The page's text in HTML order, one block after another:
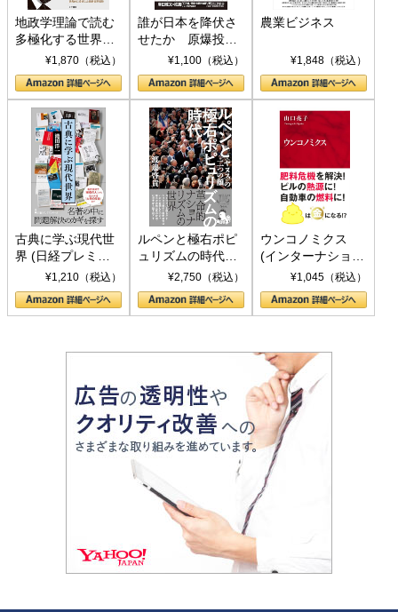
地政学理論で読む
多極化する世界：
トランプとBRICS
の挑戦
¥1,870（税込）
誰が日本を降伏さ
せたか 原爆投
下、ソ連参戦、そ
して聖断 (PHP新
書)
¥1,100（税込）
農業ビジネス
¥1,848（税込）
古典に学ぶ現代世
界 (日経プレミア
シリーズ)¥1,210（税込）
ルペンと極右ポピ
ュリズムの時代：
〈ヤヌス〉の二つ
の顔
¥2,750（税込）
ウンコノミクス
(インターナショナ
ル新書)¥1,045（税込）